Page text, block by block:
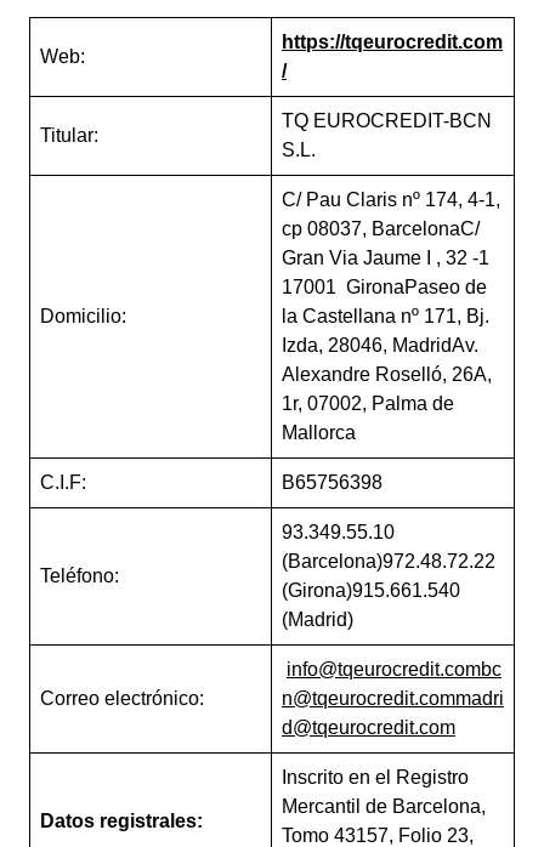
Web:
https://tqeurocredit.com
/
Titular:
TQ EUROCREDIT-BCN
S.L.
Domicilio:
C/ Pau Claris nº 174, 4-1,
cp 08037, BarcelonaC/
Gran Via Jaume I , 32 -1
17001 GironaPaseo de
la Castellana nº 171, Bj.
Izda, 28046, MadridAv.
Alexandre Roselló, 26A,
1r, 07002, Palma de
Mallorca
C.I.F: B65756398
Teléfono:
93.349.55.10
(Barcelona)972.48.72.22
(Girona)915.661.540
(Madrid)
Correo electrónico:
info@tqeurocredit.combc
n@tqeurocredit.commadri
d@tqeurocredit.com
Datos registrales:
Inscrito en el Registro
Mercantil de Barcelona,
Tomo 43157, Folio 23,